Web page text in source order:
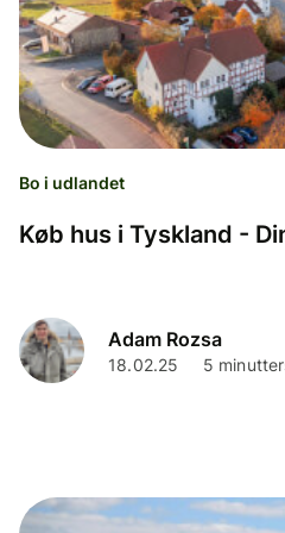
Bo i udlandet
Køb hus i Tyskland -
Adam Rozsa
18.02.25 5